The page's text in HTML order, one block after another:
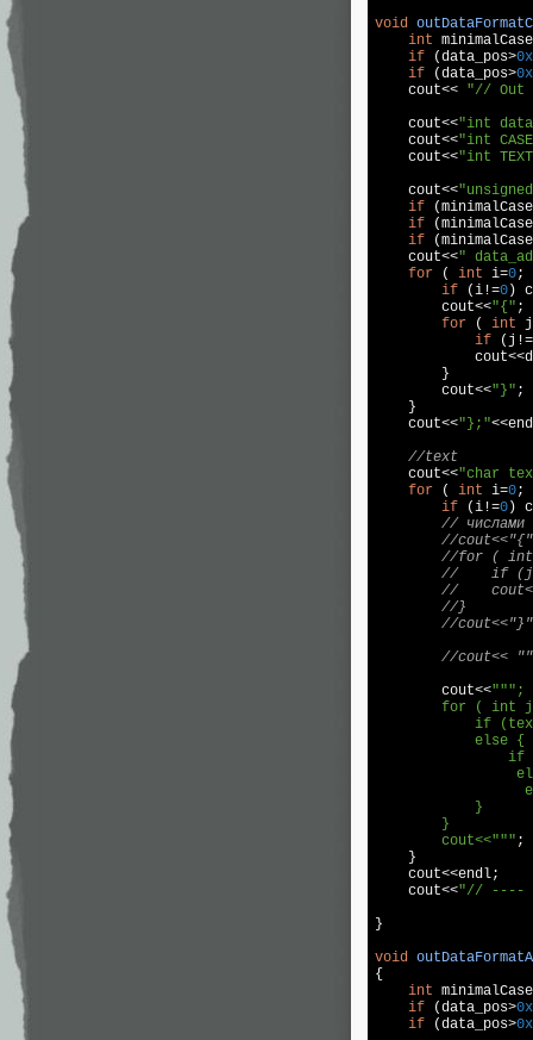
void outDataFormatC
int
if (data_pos>
if (data_pos>
cout<< "// Out
cout<<"int
cout<<"int
cout<<"int
cout<<
if
if
if
cout<<"
for ( int i=0;
if (i!=0)
cout<<"{" ;
for ( int
if (j!=
cout
        }
cout<<"}" ;
    }
cout<<"};"<<
//text
cout<<"char
for ( int i=0;
if (i!=0)
// числами
//
//for ( int
//    if
//
//}
//
//cout<<
cout<<""";
for ( int
if
            else {
if
            }
        }
        cout<<"
"" ;
    }
cout<<endl;
cout<<"// ----
}
void
{
int
if (data_pos>
if (data_pos>